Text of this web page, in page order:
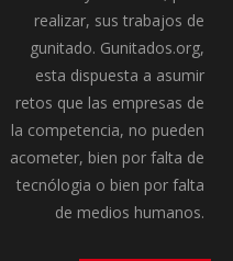
realizar, sus trabajos de
gunitado. Gunitados.org,
esta dispuesta a asumir
retos que las empresas de
la competencia, no pueden
acometer, bien por falta de
tecnólogia o bien por falta
de medios humanos.